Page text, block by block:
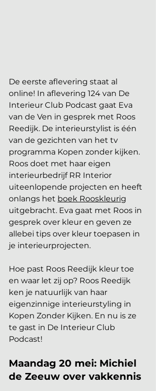
De eerste aflevering staat al
online! In aflevering 124 van De
Interieur Club Podcast gaat Eva
van de Ven in gesprek met Roos
Reedijk. De interieurstylist is één
van de gezichten van het tv
programma Kopen zonder kijken.
Roos doet met haar eigen
interieurbedrijf RR Interior
uiteenlopende projecten en heeft
onlangs het boek Rooskleurig
uitgebracht. Eva gaat met Roos in
gesprek over kleur en geven ze
allebei tips over kleur toepasen in
je interieurprojecten.
Hoe past Roos Reedijk kleur toe
en waar let zij op? Roos Reedijk
ken je natuurlijk van haar
eigenzinnige interieurstyling in
Kopen Zonder Kijken. En nu is ze
te gast in De Interieur Club
Podcast!
Maandag 20 mei: Michiel
de Zeeuw over vakkennis